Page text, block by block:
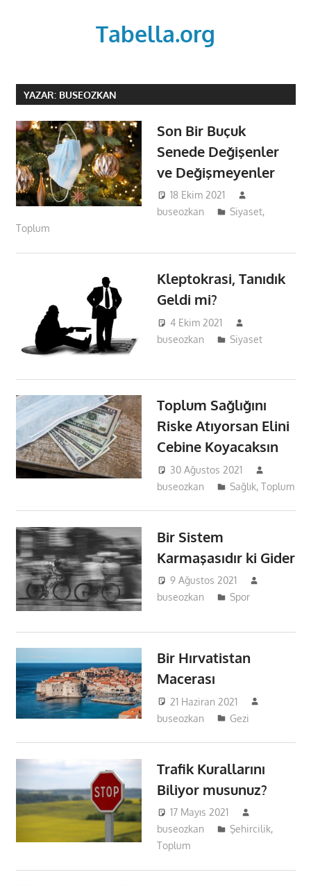
Tabella.org
YAZAR: BUSEOZKAN
Son Bir Buçuk
Senede Değişenler
ve Değişmeyenler
18 Ekim 2021
buseozkan
Siyaset,
Toplum
Kleptokrasi, Tanıdık
Geldi mi?
4 Ekim 2021
buseozkan
Siyaset
Toplum Sağlığını
Riske Atıyorsan Elini
Cebine Koyacaksın
30 Ağustos 2021
buseozkan
Sağlık,Toplum
Bir Sistem
Karmaşasıdır ki Gider
9 Ağustos 2021
buseozkan
Spor
Bir Hırvatistan
Macerası
21 Haziran 2021
buseozkan
Gezi
Trafik Kurallarını
Biliyor musunuz?
17 Mayıs 2021
buseozkan
Şehircilik,
Toplum